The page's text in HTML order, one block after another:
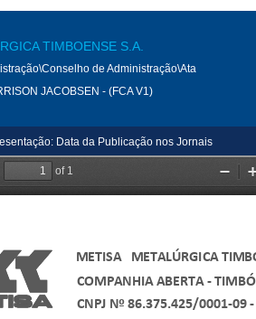
TIMBOENSE S.A.
de Administração\Ata
JACOBSEN - (FCA V1)
Data da Publicação nos Jornais